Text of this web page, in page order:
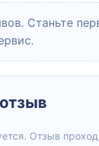
Станьте
Отзыв